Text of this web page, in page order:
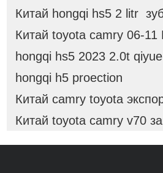
Китай hongqi hs5 2 litr
Китай toyota camry 06-11
hongqi hs5 2023 2.0t
hongqi h5 proection
Китай camry toyota
Китай toyota camry v70